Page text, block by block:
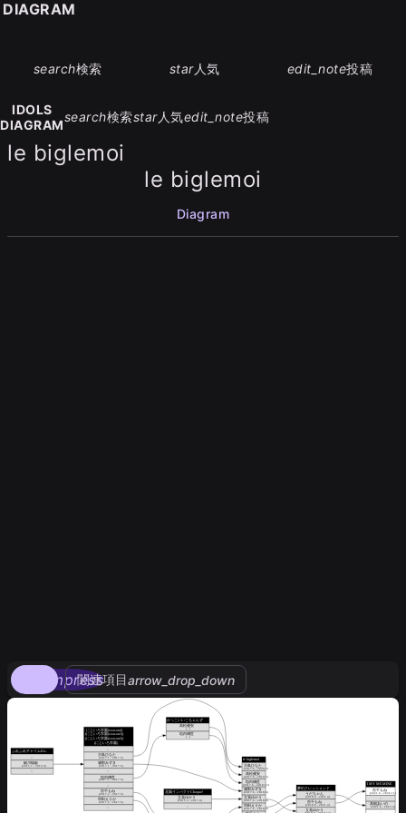
search検索 star人気 edit_note投稿
IDOLS
DIAGRAM
search検索star人気edit_note投稿
le biglemoi
le biglemoi
Diagram
compress
関連項目arrow_drop_down